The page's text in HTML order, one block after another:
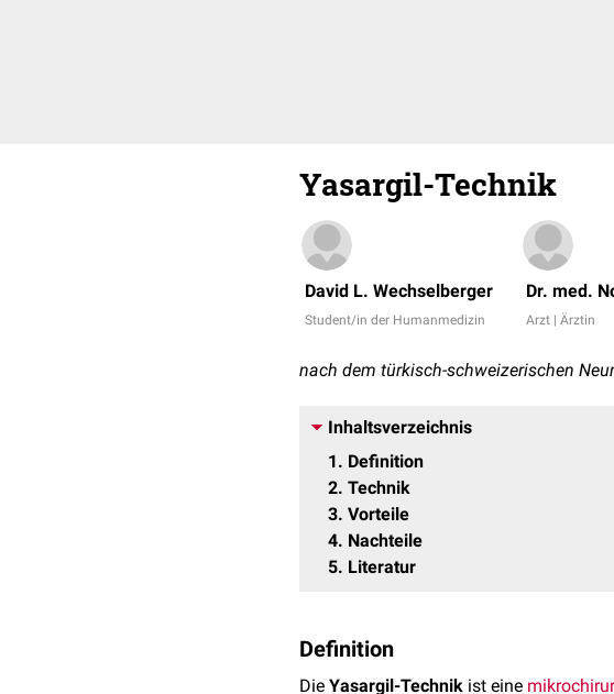
Yasargil-Technik
David L. Wechselberger
Student/in der Humanmedizin
Dr. med.
Arzt | Ärztin
nach dem türkisch-schweizerischen
Inhaltsverzeichnis
1
Definition
2 Technik
3 Vorteile
4 Nachteile
5 Literatur
Definition
Die Yasargil-Technik ist eine